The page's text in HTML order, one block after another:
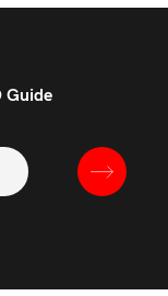
Guide